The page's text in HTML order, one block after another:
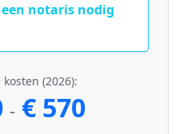
notaris nodig
(2026):
- € 570